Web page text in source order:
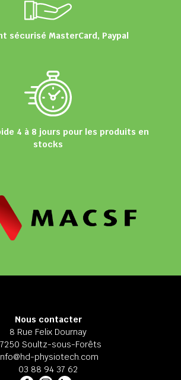
sécurisé MasterCard, Paypal
4 à 8 jours pour les produits en
stocks
Nous contacter
8 Rue Felix Dournay
Soultz-sous-Forêts
physiotech.com
03 88 94 37 62